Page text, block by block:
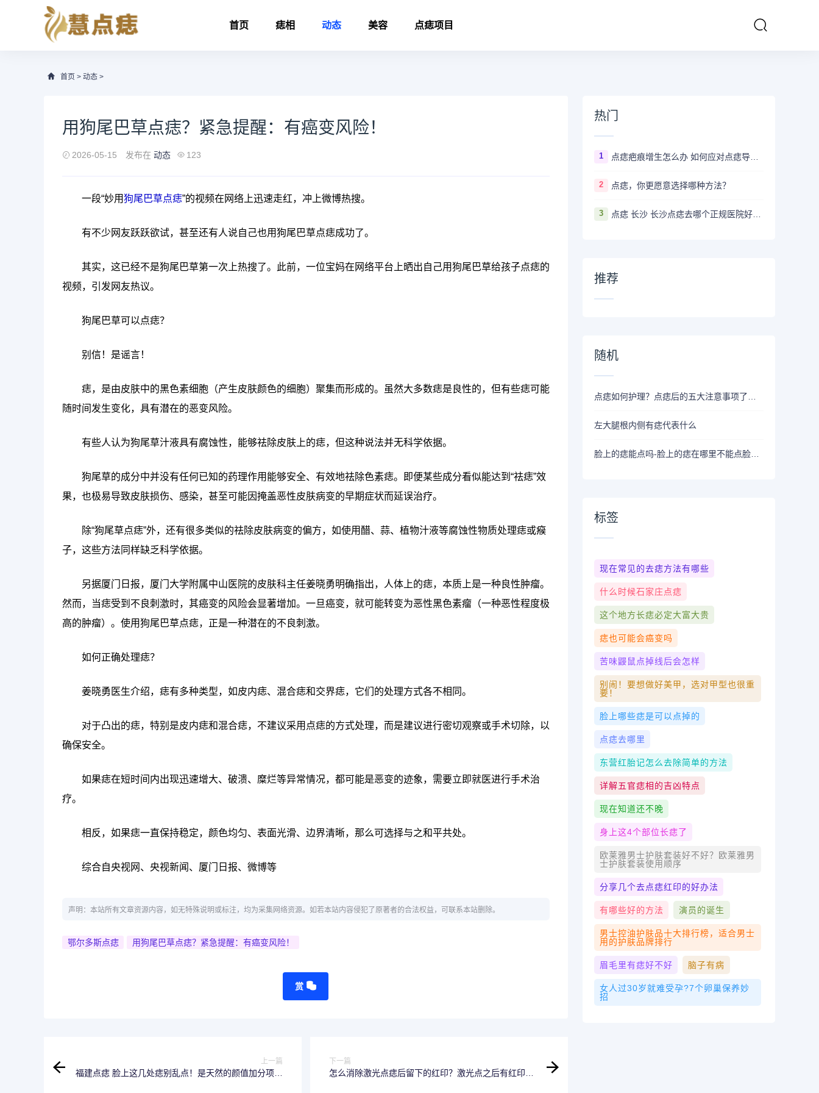
首页 痣相 动态 美容 点痣项目
首页 > 动态 >
用狗尾巴草点痣？紧急提醒：有癌变风险！
2026-05-15 发布在 动态 123
一段“妙用狗尾巴草点痣”的视频在网络上迅速走红，冲上微博热搜。
有不少网友跃跃欲试，甚至还有人说自己也用狗尾巴草点痣成功了。
其实，这已经不是狗尾巴草第一次上热搜了。此前，一位宝妈在网络平台上晒出自己用狗尾巴草给孩子点痣的
视频，引发网友热议。
狗尾巴草可以点痣？
别信！是谣言！
痣，是由皮肤中的黑色素细胞（产生皮肤颜色的细胞）聚集而形成的。虽然大多数痣是良性的，但有些痣可能
随时间发生变化，具有潜在的恶变风险。
有些人认为狗尾草汁液具有腐蚀性，能够祛除皮肤上的痣，但这种说法并无科学依据。
狗尾草的成分中并没有任何已知的药理作用能够安全、有效地祛除色素痣。即便某些成分看似能达到“祛痣”效
果，也极易导致皮肤损伤、感染，甚至可能因掩盖恶性皮肤病变的早期症状而延误治疗。
除“狗尾草点痣”外，还有很多类似的祛除皮肤病变的偏方，如使用醋、蒜、植物汁液等腐蚀性物质处理痣或瘊
子，这些方法同样缺乏科学依据。
另据厦门日报，厦门大学附属中山医院的皮肤科主任姜晓勇明确指出，人体上的痣，本质上是一种良性肿瘤。
然而，当痣受到不良刺激时，其癌变的风险会显著增加。一旦癌变，就可能转变为恶性黑色素瘤（一种恶性程度极
高的肿瘤）。使用狗尾巴草点痣，正是一种潜在的不良刺激。
如何正确处理痣？
姜晓勇医生介绍，痣有多种类型，如皮内痣、混合痣和交界痣，它们的处理方式各不相同。
对于凸出的痣，特别是皮内痣和混合痣，不建议采用点痣的方式处理，而是建议进行密切观察或手术切除，以
确保安全。
如果痣在短时间内出现迅速增大、破溃、糜烂等异常情况，都可能是恶变的迹象，需要立即就医进行手术治
疗。
相反，如果痣一直保持稳定，颜色均匀、表面光滑、边界清晰，那么可选择与之和平共处。
综合自央视网、央视新闻、厦门日报、微博等
声明：本站所有文章资源内容，如无特殊说明或标注，均为采集网络资源。如若本站内容侵犯了原著者的合法权益，可联系本站删除。
鄂尔多斯点痣 用狗尾巴草点痣？紧急提醒：有癌变风险！
赏
上一篇
福建点痣 脸上这几处痣别乱点！是天然的颜值加分项，
下一篇
怎么消除激光点痣后留下的红印？激光点之后有红印要
热门
1 点痣疤痕增生怎么办 如何应对点痣导致的疤痕增生
2 点痣，你更愿意选择哪种方法？
3 点痣 长沙 长沙点痣去哪个正规医院好？推荐5家口碑超棒且价格实惠的好医院
推荐
随机
左大腿根内侧有痣代表什么
标签
现在常见的去痣方法有哪些
什么时候石家庄点痣
这个地方长痣必定大富大贵
痣也可能会癌变吗
苦味鼹鼠点掉线后会怎样
别闹！要想做好美甲，选对甲型也很重
要！
脸上哪些痣是可以点掉的
点痣去哪里
东营红胎记怎么去除简单的方法
详解五官痣相的吉凶特点
现在知道还不晚
身上这4个部位长痣了
欧莱雅男士护肤套装好不好？欧莱雅男
士护肤套装使用顺序
分享几个去点痣红印的好办法
有哪些好的方法 演员的诞生
男士控油护肤品十大排行榜，适合男士
用的护肤品牌排行
眉毛里有痣好不好 脑子有病
女人过30岁就难受孕?7个卵巢保养妙
招